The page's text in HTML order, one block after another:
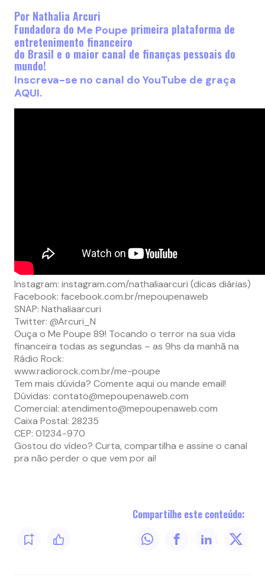
Por Nathalia Arcuri
Fundadora do Me Poupe primeira plataforma de
entretenimento financeiro
do Brasil e o maior canal de finanças pessoais do
mundo!
Inscreva-se no canal do YouTube de graça
AQUI.
Instagram: instagram.com/nathaliaarcuri (dicas diárias)
Facebook: facebook.com.br/mepoupenaweb
SNAP: Nathaliaarcuri
Twitter: @Arcuri_N
Ouça o Me Poupe 89! Tocando o terror na sua vida
financeira todas as segundas – as 9hs da manhã na
Rádio Rock:
www.radiorock.com.br/me-poupe
Tem mais dúvida? Comente aqui ou mande email!
Dúvidas: contato@mepoupenaweb.com
Comercial: atendimento@mepoupenaweb.com
Caixa Postal: 28235
CEP: 01234-970
Gostou do vídeo? Curta, compartilha e assine o canal
pra não perder o que vem por ai!
Compartilhe este conteúdo: